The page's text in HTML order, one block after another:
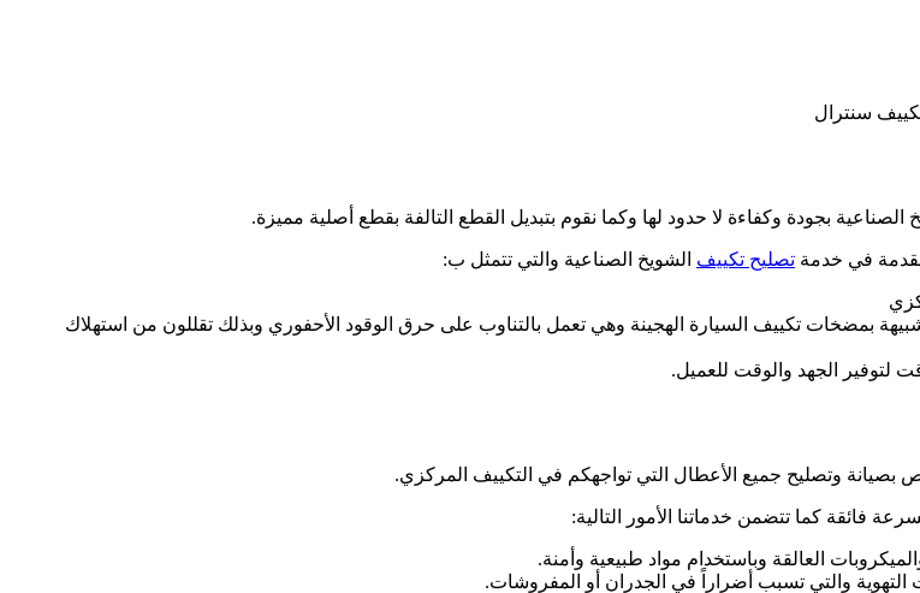
سنترال
بجودة وكفاءة لا حدود لها وكما نقوم بتبديل القطع التالفة بقطع أصلية مميزة.
في خدمة تصليح تكييف الشويخ الصناعية والتي تتمثل ب:
بمضخات تكييف السيارة الهجينة وهي تعمل بالتناوب على حرق الوقود الأحفوري وبذلك تقللون من استهلاك
لتوفير الجهد والوقت للعميل.
وتصليح جميع الأعطال التي تواجهكم في التكييف المركزي.
فائقة كما تتضمن خدماتنا الأمور التالية:
العالقة وباستخدام مواد طبيعية وأمنة.
والتي تسبب أضراراً في الجدران أو المفروشات.